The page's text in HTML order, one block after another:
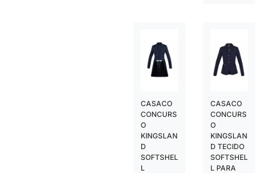
CASACO
CONCURS
O
KINGSLAN
D
SOFTSHEL
L
CASACO
CONCURS
O
KINGSLAN
D TECIDO
SOFTSHEL
L PARA